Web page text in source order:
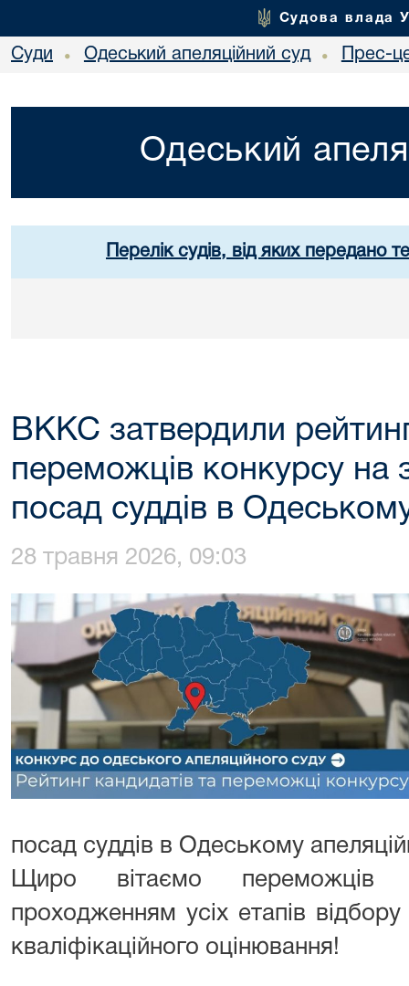
Судова влада
Суди • Одеський апеляційний суд • Прес-
Одеський
Перелік судів, від яких передано
ВККС затвердили
переможців конкурсу на
посад суддів в
28 травня 2026, 09:03
посад суддів в Одеському
Щиро вітаємо переможців
проходженням усіх етапів
кваліфікаційного оцінювання!